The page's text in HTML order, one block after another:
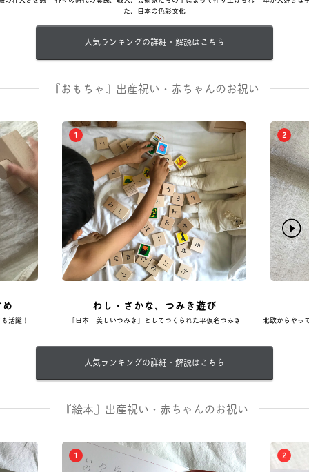
た、日本の色彩文化
人気ランキングの詳細・解説はこちら
『おもちゃ』出産祝い・赤ちゃんのお祝い
活躍！
1
わし・さかな、つみき遊び
「日本一美しいつみき」としてつくられた平仮名つみき
2
北欧からやっ
人気ランキングの詳細・解説はこちら
『絵本』出産祝い・赤ちゃんのお祝い
1 2